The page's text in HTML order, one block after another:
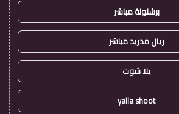
برشلونة مباشر
ريال مدريد مباشر
يلا شوت
yalla shoot